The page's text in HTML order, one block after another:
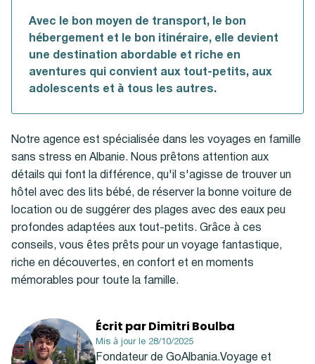
Avec le bon moyen de transport, le bon
hébergement et le bon itinéraire, elle devient
une destination abordable et riche en
aventures qui convient aux tout-petits, aux
adolescents et à tous les autres.
Notre agence est spécialisée dans les voyages en famille
sans stress en Albanie. Nous prêtons attention aux
détails qui font la différence, qu'il s'agisse de trouver un
hôtel avec des lits bébé, de réserver la bonne voiture de
location ou de suggérer des plages avec des eaux peu
profondes adaptées aux tout-petits. Grâce à ces
conseils, vous êtes prêts pour un voyage fantastique,
riche en découvertes, en confort et en moments
mémorables pour toute la famille.
Écrit par Dimitri Boulba
Mis à jour le 28/10/2025
Fondateur de GoAlbania.Voyage et